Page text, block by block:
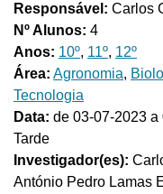
Responsável: Carlos
Nº Alunos: 4
Anos: 10º, 11º, 12º
Área: Agronomia,
Tecnologia
Data: de 03-07-2023 a
Tarde
Investigador(es):
António Pedro Lamas